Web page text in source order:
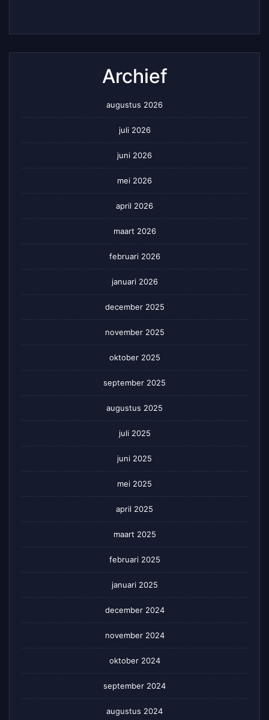
Archief
augustus 2026
juli 2026
juni 2026
mei 2026
april 2026
maart 2026
februari 2026
januari 2026
december 2025
november 2025
oktober 2025
september 2025
augustus 2025
juli 2025
juni 2025
mei 2025
april 2025
maart 2025
februari 2025
januari 2025
december 2024
november 2024
oktober 2024
september 2024
augustus 2024